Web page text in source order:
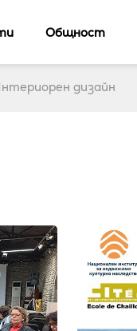
Общност
дизайн